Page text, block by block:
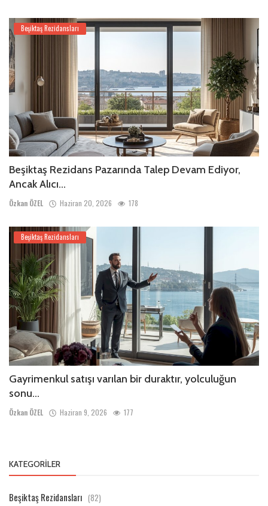
Beşiktaş Rezidansları
Beşiktaş Rezidans Pazarında Talep Devam Ediyor,
Ancak Alıcı...
Özkan ÖZEL Haziran 20, 2026 178
Beşiktaş Rezidansları
Gayrimenkul satışı varılan bir duraktır, yolculuğun
sonu...
Özkan ÖZEL Haziran 9, 2026 177
KATEGORILER
Beşiktaş Rezidansları (82)